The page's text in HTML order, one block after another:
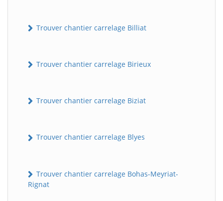
Trouver chantier carrelage Billiat
Trouver chantier carrelage Birieux
Trouver chantier carrelage Biziat
Trouver chantier carrelage Blyes
Trouver chantier carrelage Bohas-Meyriat-
Rignat